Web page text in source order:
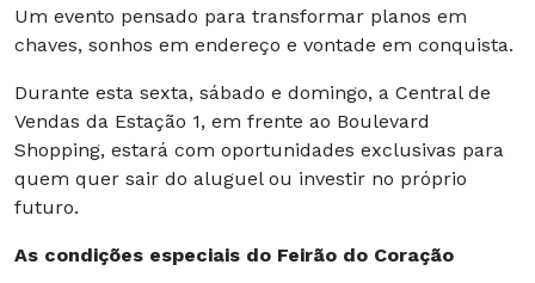
Um evento pensado para transformar planos em
chaves, sonhos em endereço e vontade em conquista.
Durante esta sexta, sábado e domingo, a Central de
Vendas da Estação 1, em frente ao Boulevard
Shopping, estará com oportunidades exclusivas para
quem quer sair do aluguel ou investir no próprio
futuro.
As condições especiais do Feirão do Coração